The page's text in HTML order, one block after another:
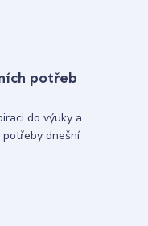
potřeb
do výuky a
dnešní